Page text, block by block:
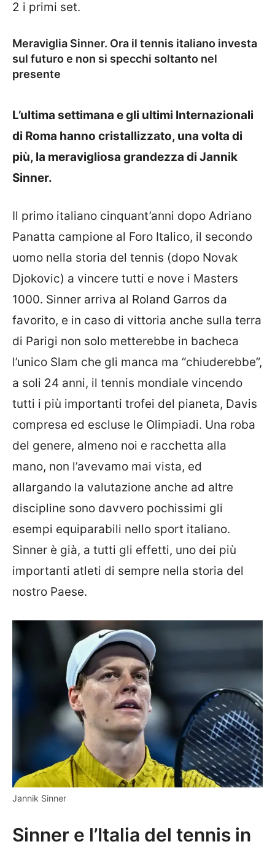
2 i primi set.
Meraviglia Sinner. Ora il tennis italiano investa
sul futuro e non si specchi soltanto nel
presente
L’ultima settimana e gli ultimi Internazionali
di Roma hanno cristallizzato, una volta di
più, la meravigliosa grandezza di Jannik
Sinner.
Il primo italiano cinquant’anni dopo Adriano
Panatta campione al Foro Italico, il secondo
uomo nella storia del tennis (dopo Novak
Djokovic) a vincere tutti e nove i Masters
1000. Sinner arriva al Roland Garros da
favorito, e in caso di vittoria anche sulla terra
di Parigi non solo metterebbe in bacheca
l’unico Slam che gli manca ma “chiuderebbe”,
a soli 24 anni, il tennis mondiale vincendo
tutti i più importanti trofei del pianeta, Davis
compresa ed escluse le Olimpiadi. Una roba
del genere, almeno noi e racchetta alla
mano, non l’avevamo mai vista, ed
allargando la valutazione anche ad altre
discipline sono davvero pochissimi gli
esempi equiparabili nello sport italiano.
Sinner è già, a tutti gli effetti, uno dei più
importanti atleti di sempre nella storia del
nostro Paese.
Jannik Sinner
Sinner e l’Italia del tennis in